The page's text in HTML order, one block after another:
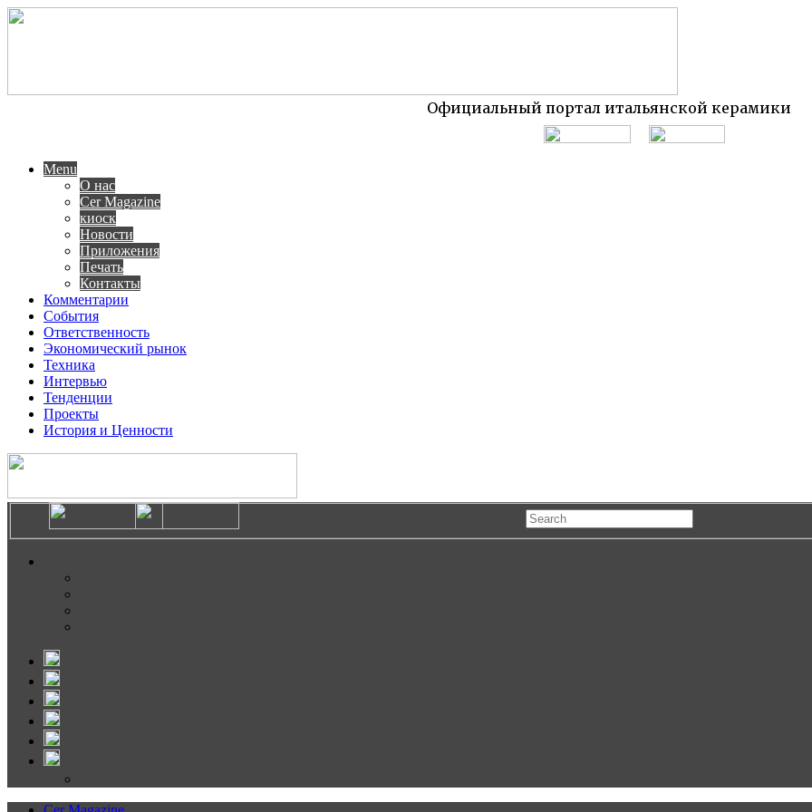
Официальный портал итальянской керамики
Menu
О нас
Cer Magazine
киоск
Новости
Приложения
Печать
Контакты
Комментарии
События
Ответственность
Экономический рынок
Техника
Интервью
Тенденции
Проекты
История и Ценности